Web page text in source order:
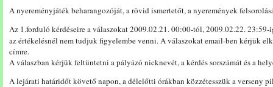
A nyereményjáték beharangozóját, a rövid ismertetőt, a nyeremények
Az 1.forduló kérdéseire a válaszokat 2009.02.21. 00:00-tól, 2009.02.22.
az értékelésnél nem tudjuk figyelembe venni. A válaszokat email-ben kérjük
címre.
A válaszban kérjük feltüntetni a pályázó nicknevét, a kérdés sorszámát és a
A lejárati határidőt követő napon, a délelőtti órákban közzétesszük a verseny